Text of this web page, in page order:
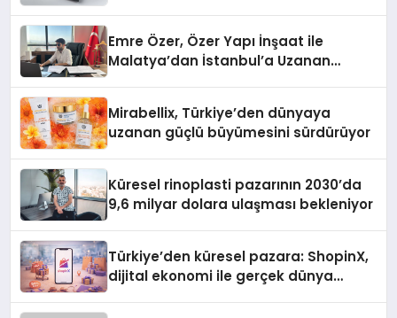
Emre Özer, Özer Yapı İnşaat ile
Malatya’dan İstanbul’a Uzanan
Mirabellix, Türkiye’den dünyaya
uzanan güçlü büyümesini sürdürüyor
Küresel rinoplasti pazarının 2030’da
9,6 milyar dolara ulaşması bekleniyor
Türkiye’den küresel pazara: ShopinX,
dijital ekonomi ile gerçek dünya